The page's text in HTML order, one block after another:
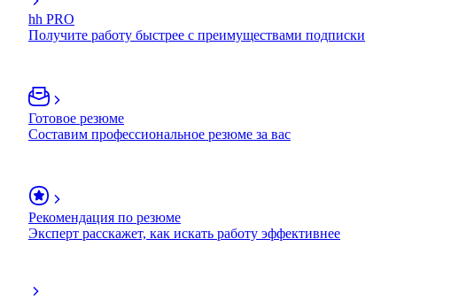
hh PRO
Получите работу быстрее с преимуществами подписки
Готовое резюме
Составим профессиональное резюме за вас
Рекомендация по резюме
Эксперт расскажет, как искать работу эффективнее